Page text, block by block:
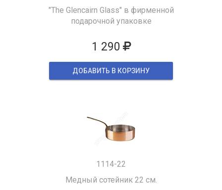
"The Glencairn Glass" в фирменной
подарочной упаковке
1 290
ДОБАВИТЬ В КОРЗИНУ
1114-22
Медный сотейник 22 см.